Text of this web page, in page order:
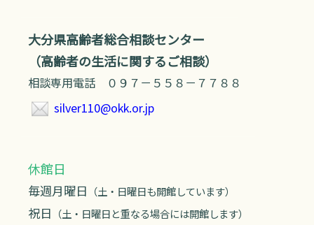
大分県高齢者総合相談センター
（高齢者の生活に関するご相談）
相談専用電話 ０９７－５５８－７７８８
silver110@okk.or.jp
休館日
毎週月曜日 （土・日曜日も開館しています）
祝日 （土・日曜日と重なる場合には開館します）